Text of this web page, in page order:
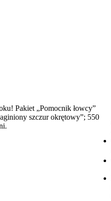
Pakiet „Pomocnik łowcy”
szczur okrętowy”; 550